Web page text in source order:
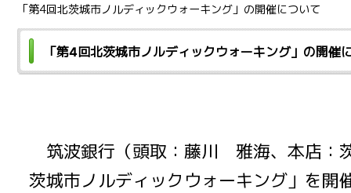
「第4回北茨城市ノルディックウォーキング」の開催について
「第4回北茨城市ノルディックウォーキング」の開催
筑波銀行（頭取：藤川 雅海、本店：
茨城市ノルディックウォーキング」を開